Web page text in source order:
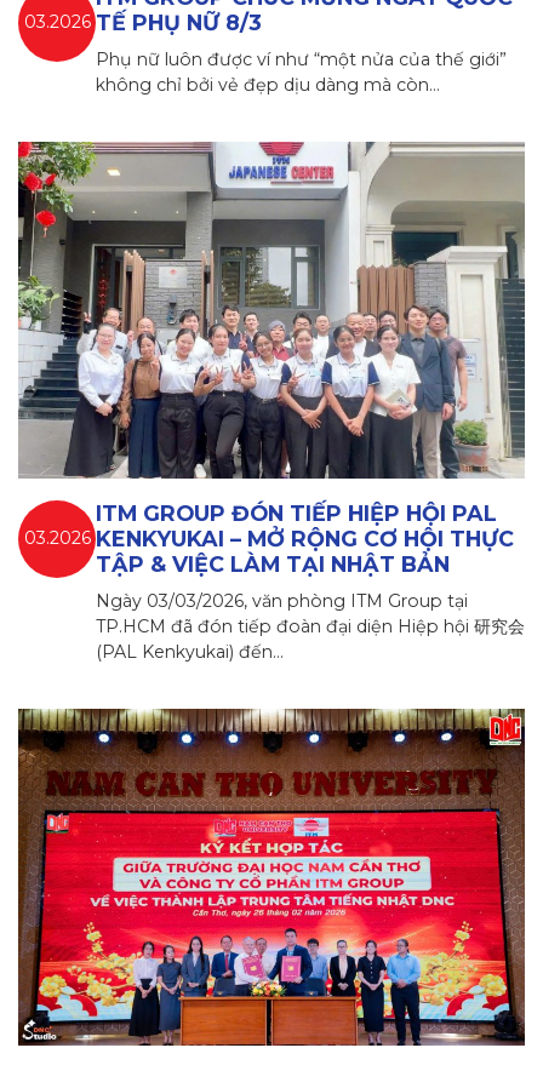
03.2026 TẾ PHỤ NỮ 8/3
Phụ nữ luôn được ví như “một nửa của thế giới”
không chỉ bởi vẻ đẹp dịu dàng mà còn…
03.2026
ITM GROUP ĐÓN TIẾP HIỆP HỘI PAL
KENKYUKAI – MỞ RỘNG CƠ HỘI THỰC
TẬP & VIỆC LÀM TẠI NHẬT BẢN
Ngày 03/03/2026, văn phòng ITM Group tại
TP.HCM đã đón tiếp đoàn đại diện Hiệp hội 研究会
(PAL Kenkyukai) đến…